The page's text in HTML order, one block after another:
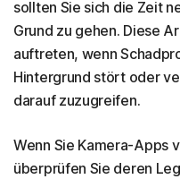
sollten Sie sich die Zeit
Grund zu gehen. Diese
auftreten, wenn
Hintergrund stört oder
darauf zuzugreifen.
Wenn Sie Kamera-Apps
überprüfen Sie deren